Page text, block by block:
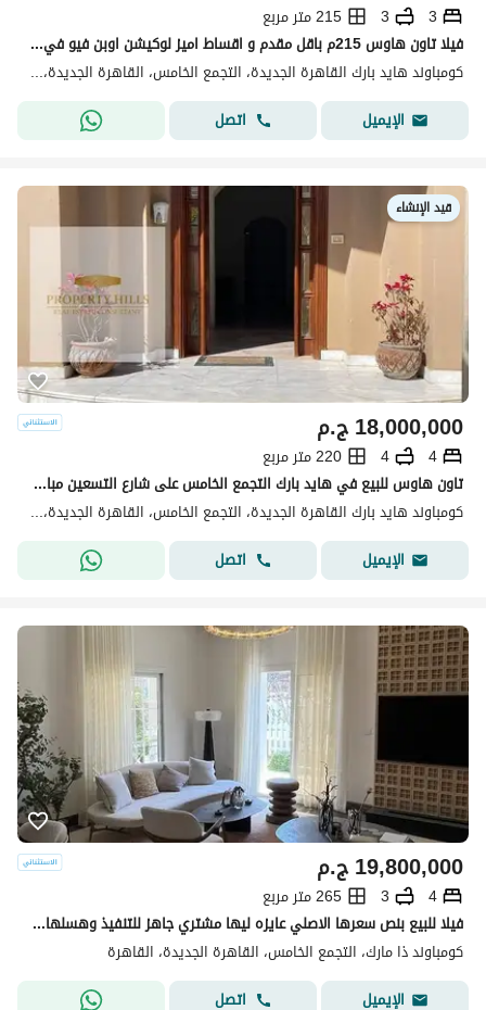
3
3
215 متر مربع
فيلا تاون هاوس 215م باقل مقدم و اقساط اميز لوكيشن اوبن فيو في هايد بارك التجمع الخامس القاهرة الجديدة بجوار ميفيدا و ماونتن فيو اي سيتي Hyde Park
كومباوند هايد بارك القاهرة الجديدة، التجمع الخامس، القاهرة الجديدة، القاهرة
الإيميل
اتصل
قيد الإنشاء
ج.م18,000,000
4
4
220 متر مربع
تاون هاوس للبيع في هايد بارك التجمع الخامس على شارع التسعين مباشرة
كومباوند هايد بارك القاهرة الجديدة، التجمع الخامس، القاهرة الجديدة، القاهرة
الإيميل
اتصل
ج.م19,800,000
4
3
265 متر مربع
فيلا للبيع بنص سعرها الاصلي عايزه ليها مشتري جاهز للتنفيذ وهسلها فوري بمجرد التعاقد في كومباند فيلات فقط
كومباوند ذا مارك، التجمع الخامس، القاهرة الجديدة، القاهرة
الإيميل
اتصل